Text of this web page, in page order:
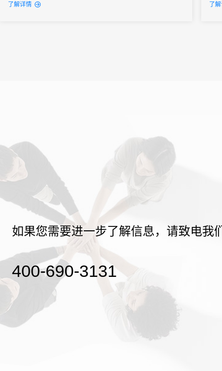
展研究院、江西省工业和信息化厅、南昌市人民政府、虚拟现实产
了解详情
下
了
如果您需要进一步了解信息，请致电我
400-690-3131